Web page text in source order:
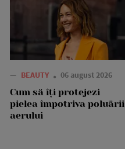
— BEAUTY 06 august 2026
Cum să îți protejezi
pielea împotriva poluării
aerului